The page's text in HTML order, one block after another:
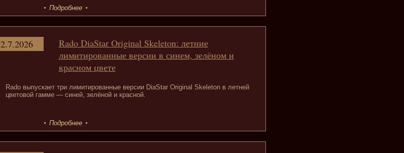
Подробнее
Rado DiaStar Original Skeleton: летние
лимитированные версии в синем, зелёном и
красном цвете
Rado выпускает три лимитированные версии DiaStar Original Skeleton в летней
цветовой гамме — синей, зелёной и красной.
2.7.2026
Подробнее